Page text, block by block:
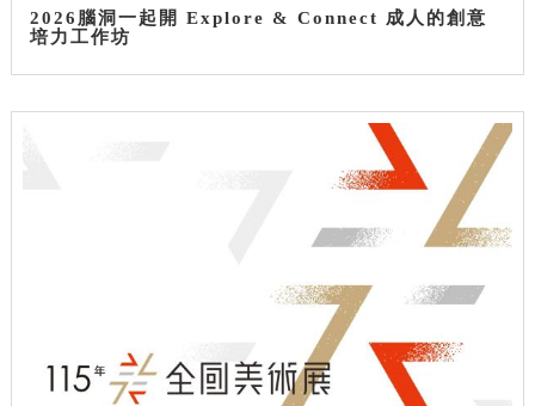
2026腦洞一起開 Explore & Connect 成人的創意
培力工作坊